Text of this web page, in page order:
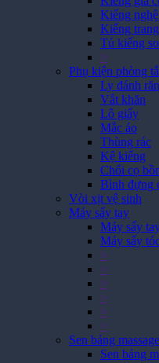
Kiếng
Kiếng
Tủ kiếng
>
Phụ kiện phòng
Ly đánh
Vắt khăn
Lô giấy
Mắc áo
Thùng rác
Kệ kiếng
Chổi cọ
Bình đựng
Vòi xịt vệ sinh
Máy sấy tay
Máy sấy
Máy sấy
>
>
>
>
>
>
Sen bảng massage
Sen bảng